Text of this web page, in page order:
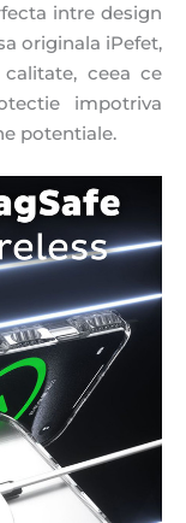
intre design
originala iPefet,
ceea ce
impotriva
potentiale.